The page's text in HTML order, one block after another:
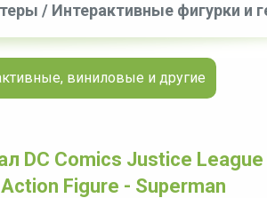
/ Интерактивные фигурки и
Comics Justice League True-
виниловые и другие
DC Comics Justice
Figure - Superman